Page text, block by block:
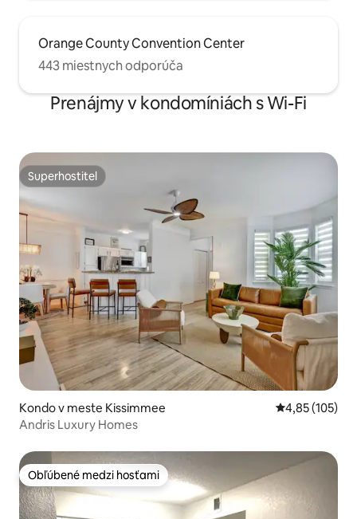
Orange County Convention Center
443 miestnych odporúča
Prenájmy v kondomíniách s Wi-Fi
Superhostiteľ
Superhostiteľ
Kondo v meste Kissimmee Priemerné
4,85 (105)
Andris Luxury Homes
Obľúbené medzi hosťami
Obľúbené medzi hosťami